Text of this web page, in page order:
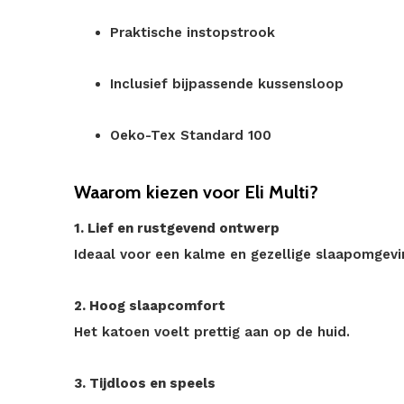
Praktische instopstrook
Inclusief bijpassende kussensloop
Oeko-Tex Standard 100
Waarom kiezen voor Eli Multi?
1. Lief en rustgevend ontwerp
Ideaal voor een kalme en gezellige
2. Hoog slaapcomfort
Het katoen voelt prettig aan op de huid.
3. Tijdloos en speels